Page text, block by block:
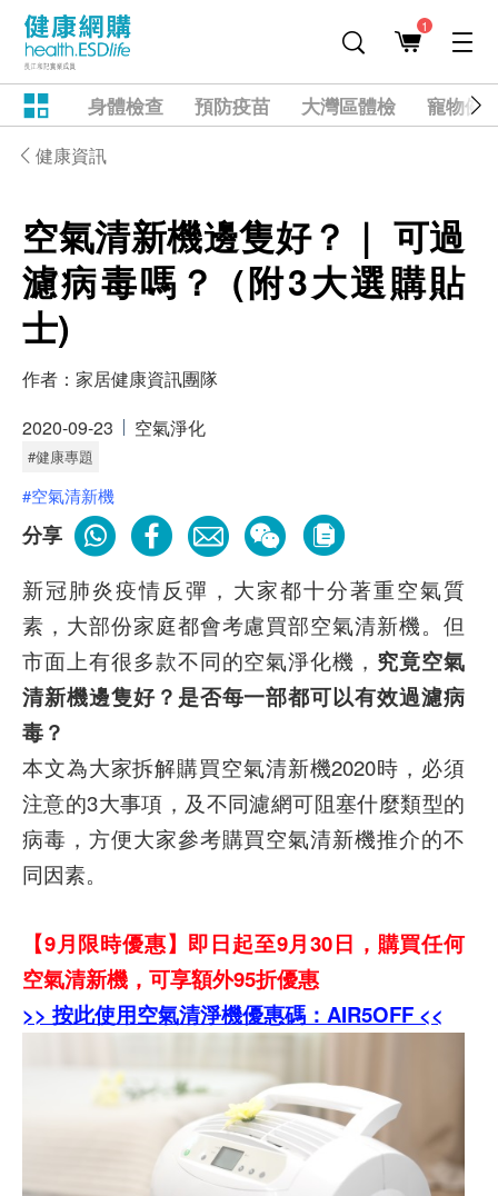
1
身體檢查 預防疫苗 大灣區體檢 寵物健
健康資訊
空氣清新機邊隻好？｜ 可過
濾病毒嗎？ (附3大選購貼
士)
作者： 家居健康資訊團隊
2020-09-23
空氣淨化
#健康專題
#空氣清新機
分享
新冠肺炎疫情反彈，大家都十分著重空氣質
素，大部份家庭都會考慮買部空氣清新機。但
市面上有很多款不同的空氣淨化機， 究竟空氣
清新機邊隻好？是否每一部都可以有效過濾病
毒？
本文為大家拆解購買空氣清新機2020時，必須
注意的3大事項，及不同濾網可阻塞什麼類型的
病毒，方便大家參考購買空氣清新機推介的不
同因素。
【9月限時優惠】即日起至9月30日，購買任何
空氣清新機，可享額外95折優惠
>> 按此使用空氣清淨機優惠碼：AIR5OFF <<